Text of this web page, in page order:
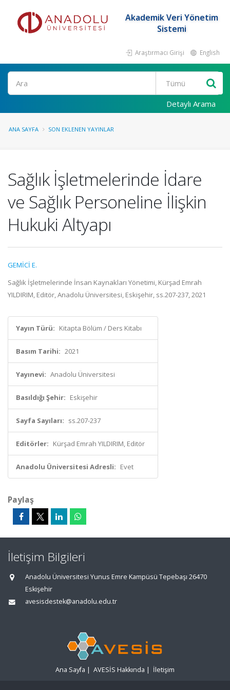
Akademik Veri Yönetim
Sistemi
Araştırmacı Girişi English
Ara
Detaylı Arama
ANA SAYFA SON EKLENEN YAYINLAR
Sağlık İşletmelerinde İdare
ve Sağlık Personeline İlişkin
Hukuki Altyapı
GEMİCİ E.
Sağlık İşletmelerinde İnsan Kaynakları Yönetimi, Kürşad Emrah
YILDIRIM, Editör, Anadolu Üniversitesi, Eskişehir, ss.207-237, 2021
Yayın Türü: Kitapta Bölüm / Ders Kitabı
Basım Tarihi: 2021
Yayınevi: Anadolu Üniversitesi
Basıldığı Şehir: Eskişehir
Sayfa Sayıları: ss.207-237
Editörler: Kürşad Emrah YILDIRIM, Editör
Anadolu Üniversitesi Adresli: Evet
Paylaş
İletişim Bilgileri
Anadolu Üniversitesi Yunus Emre Kampüsü Tepebaşı 26470
Eskişehir
avesisdestek@anadolu.edu.tr
Ana Sayfa | AVESİS Hakkında | İletişim